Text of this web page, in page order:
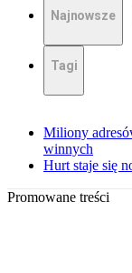
Najnowsze
Tagi
Miliony
winnych
Hurt staje się
Promowane treści